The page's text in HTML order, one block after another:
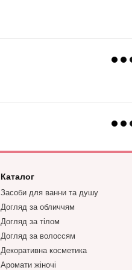
Каталог
Засоби для ванни та душу
Догляд за обличчям
Догляд за тілом
Догляд за волоссям
Декоративна косметика
Аромати жіночі